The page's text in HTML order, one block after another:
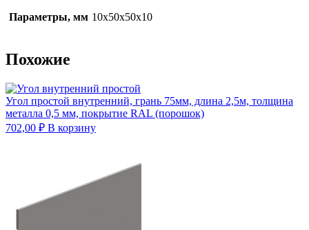
Параметры, мм 10х50х50х10
Похожие
Угол простой внутренний, грань 75мм, длина 2,5м, толщина
металла 0,5 мм, покрытие RAL (порошок)
702,00 ₽ В корзину